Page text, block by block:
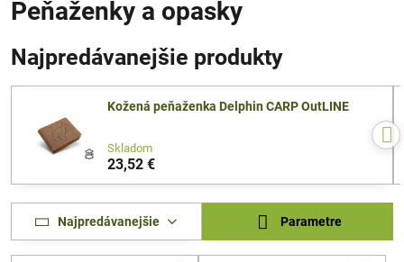
Peňaženky a opasky
Najpredávanejšie produkty
Kožená peňaženka Delphin CARP OutLINE
Skladom
23,52 €
Najpredávanejšie Parametre